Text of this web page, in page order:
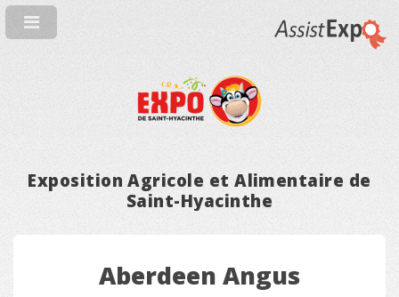
Exposition Agricole et Alimentaire de
Saint-Hyacinthe
Aberdeen Angus